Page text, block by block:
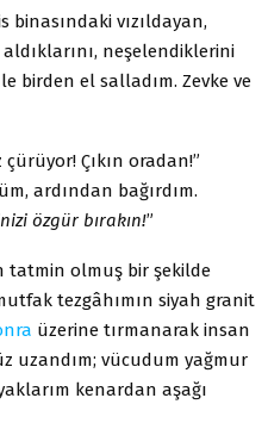
binasındaki vızıldayan,
aldıklarını, neşelendiklerini
birden el salladım. Zevke ve
Çıkın oradan!”
ardından bağırdım.
özgür bırakın!”
tatmin olmuş bir şekilde
tezgâhımın siyah granit
üzerine tırmanarak insan
uzandım; vücudum yağmur
kenardan aşağı